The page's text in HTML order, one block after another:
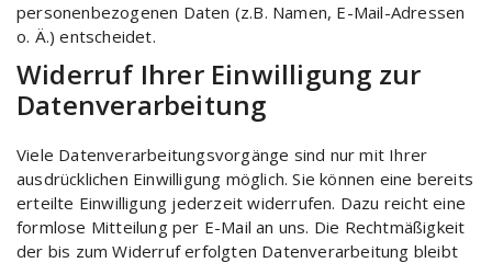
personenbezogenen Daten (z.B. Namen, E-Mail-Adressen
o. Ä.) entscheidet.
Widerruf Ihrer Einwilligung zur
Datenverarbeitung
Viele Datenverarbeitungsvorgänge sind nur mit Ihrer
ausdrücklichen Einwilligung möglich. Sie können eine bereits
erteilte Einwilligung jederzeit widerrufen. Dazu reicht eine
formlose Mitteilung per E-Mail an uns. Die Rechtmäßigkeit
der bis zum Widerruf erfolgten Datenverarbeitung bleibt